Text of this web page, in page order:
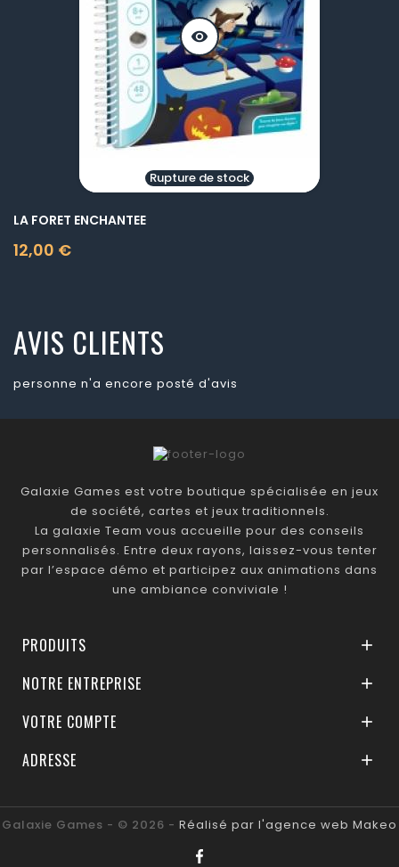
visibility
Rupture de stock
LA FORET ENCHANTEE
12,00 €
Prix
AVIS CLIENTS
personne n'a encore posté d'avis
Galaxie Games est votre boutique spécialisée en jeux
de société, cartes et jeux traditionnels.
La galaxie Team vous accueille pour des conseils
personnalisés. Entre deux rayons, laissez-vous tenter
par l’espace démo et participez aux animations dans
une ambiance conviviale !
PRODUITS 
NOTRE ENTREPRISE 
VOTRE COMPTE 
ADRESSE 
Galaxie Games - © 2026 - Réalisé par l'agence web Makeo